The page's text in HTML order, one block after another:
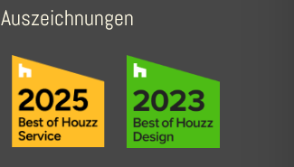
Auszeichnungen